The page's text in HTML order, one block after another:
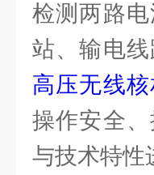
检测两路
站、输电
高压无线核
操作安全
与技术特性